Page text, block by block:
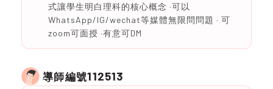
式讓學生明白理科的核心概念 ·可以
WhatsApp/IG/wechat等媒體無限問問題 · 可
zoom可面授 ·有意可DM
導師編號112513